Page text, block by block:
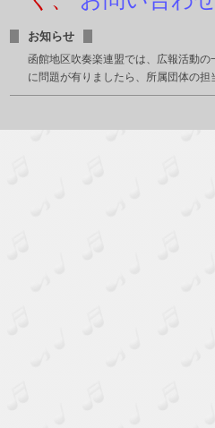
お知らせ
函館地区吹奏楽連盟では、広報活動
に問題が有りましたら、所属団体の担